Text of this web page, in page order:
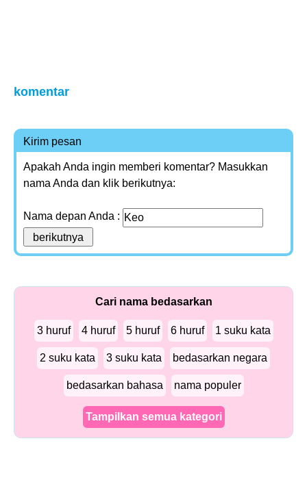
komentar
Kirim pesan
Apakah Anda ingin memberi komentar? Masukkan
nama Anda dan klik berikutnya:
Nama depan Anda :
Cari nama bedasarkan
3 huruf 4 huruf 5 huruf 6 huruf 1 suku kata
2 suku kata 3 suku kata bedasarkan negara
bedasarkan bahasa nama populer
Tampilkan semua kategori